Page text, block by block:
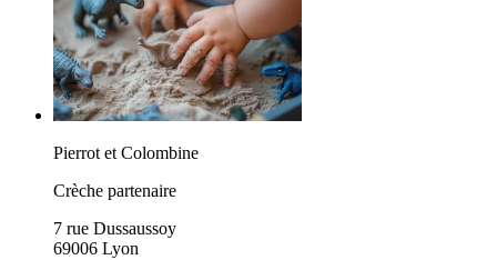
Pierrot et Colombine
Crèche partenaire
7 rue Dussaussoy
69006 Lyon